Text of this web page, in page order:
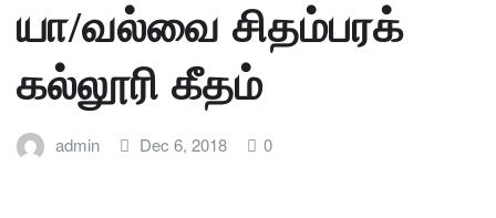
யா/வல்வை சிதம்பரக்
கல்லூரி கீதம்
admin Dec 6, 2018 0